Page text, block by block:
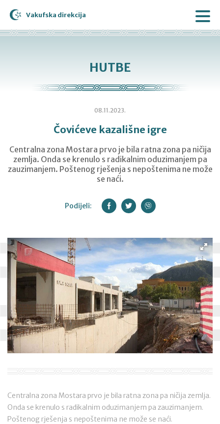
Vakufska direkcija
HUTBE
08.11.2023.
Čovićeve kazališne igre
Centralna zona Mostara prvo je bila ratna zona pa ničija
zemlja. Onda se krenulo s radikalnim oduzimanjem pa
zauzimanjem. Poštenog rješenja s nepoštenima ne može
se naći.
Podijeli:
Centralna zona Mostara prvo je bila ratna zona pa ničija zemlja.
Onda se krenulo s radikalnim oduzimanjem pa zauzimanjem.
Poštenog rješenja s nepoštenima ne može se naći.